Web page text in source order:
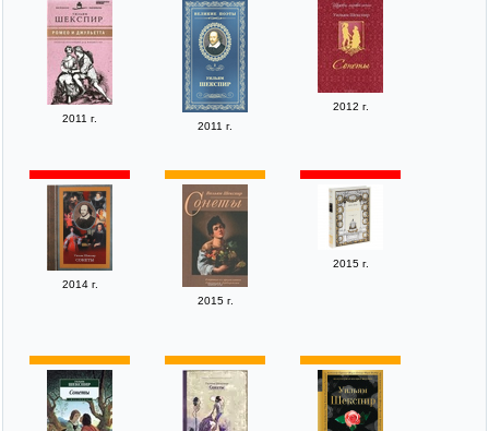
2011 г.
2011 г.
2012 г.
2014 г.
2015 г.
2015 г.